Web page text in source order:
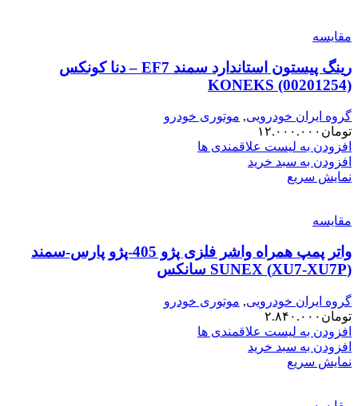
مقایسه
رینگ پیستون استاندارد سمند EF7 – دنا کونکس
KONEKS (00201254)
گروه ایران خودرویی, موتوری خودرو
تومان ۱۲.۰۰۰.۰۰۰
افزودن به لیست علاقمندی ها
افزودن به سبد خرید
نمایش سریع
مقایسه
واتر پمپ همراه واشر فلزی پژو 405-پژو پارس-سمند
(XU7-XU7P) SUNEX سانکس
گروه ایران خودرویی, موتوری خودرو
تومان ۲.۸۴۰.۰۰۰
افزودن به لیست علاقمندی ها
افزودن به سبد خرید
نمایش سریع